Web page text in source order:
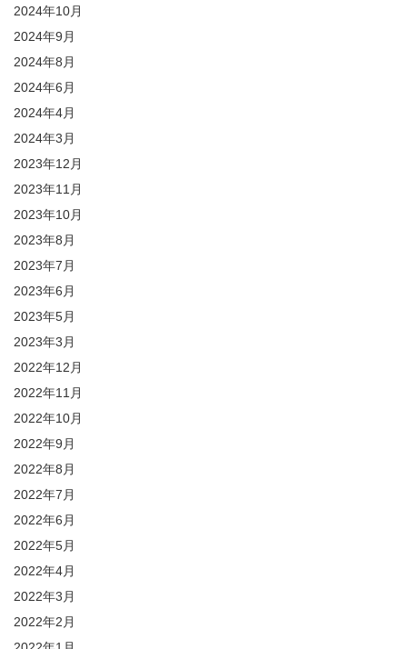
2024年10月
2024年9月
2024年8月
2024年6月
2024年4月
2024年3月
2023年12月
2023年11月
2023年10月
2023年8月
2023年7月
2023年6月
2023年5月
2023年3月
2022年12月
2022年11月
2022年10月
2022年9月
2022年8月
2022年7月
2022年6月
2022年5月
2022年4月
2022年3月
2022年2月